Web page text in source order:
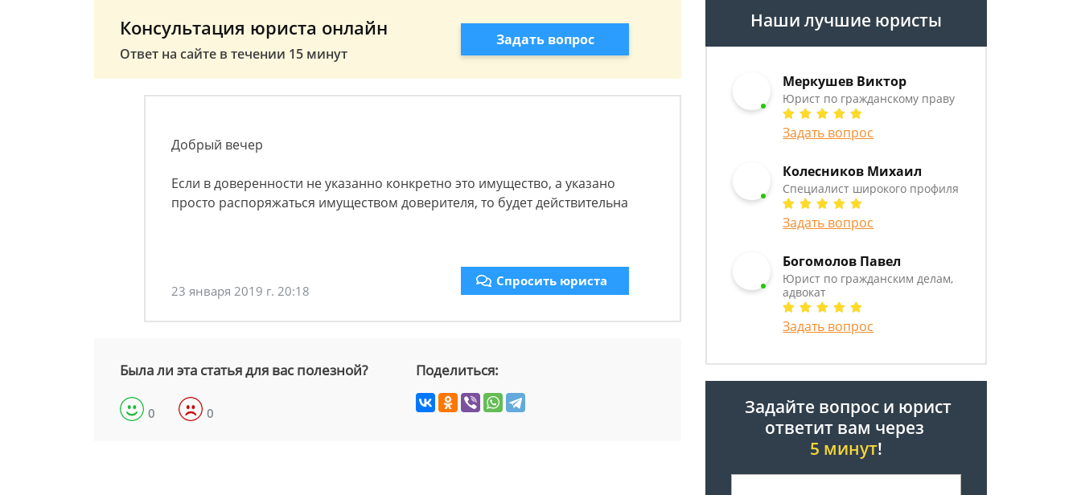
Консультация юриста онлайн
Ответ на сайте в течении 15 минут
Задать вопрос
Добрый вечер
Если в доверенности не указанно конкретно это имущество, а указано
просто распоряжаться имуществом доверителя, то будет действительна
23 января 2019 г. 20:18
Спросить юриста
Была ли эта статья для вас полезной?
0 0
Поделиться:
Наши лучшие юристы
Меркушев Виктор
Юрист по гражданскому праву
Задать вопрос
Колесников Михаил
Специалист широкого профиля
Задать вопрос
Богомолов Павел
Юрист по гражданским делам,
адвокат
Задать вопрос
Задайте вопрос и юрист
ответит вам через
5 минут!